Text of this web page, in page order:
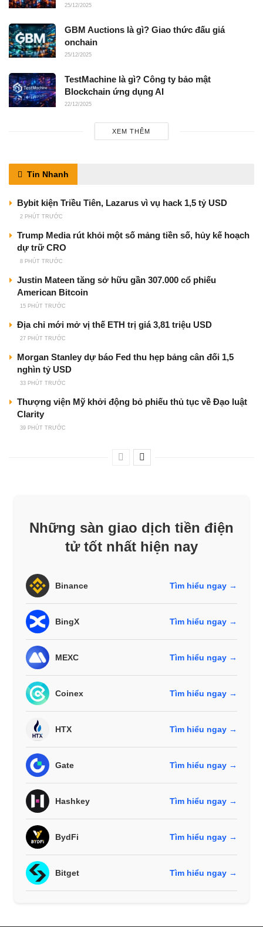
25/12/2025
GBM Auctions là gì? Giao thức đấu giá
onchain
25/12/2025
TestMachine là gì? Công ty bảo mật
Blockchain ứng dụng AI
22/12/2025
XEM THÊM
Tin Nhanh
Bybit kiện Triều Tiên, Lazarus vì vụ hack 1,5 tỷ USD
2 PHÚT TRƯỚC
Trump Media rút khỏi một số mảng tiền số, hủy kế hoạch
dự trữ CRO
8 PHÚT TRƯỚC
Justin Mateen tăng sở hữu gần 307.000 cổ phiếu
American Bitcoin
15 PHÚT TRƯỚC
Địa chỉ mới mở vị thế ETH trị giá 3,81 triệu USD
27 PHÚT TRƯỚC
Morgan Stanley dự báo Fed thu hẹp bảng cân đối 1,5
nghìn tỷ USD
33 PHÚT TRƯỚC
Thượng viện Mỹ khởi động bỏ phiếu thủ tục về Đạo luật
Clarity
39 PHÚT TRƯỚC
Những sàn giao dịch tiền điện
tử tốt nhất hiện nay
Binance Tìm hiểu ngay →
BingX Tìm hiểu ngay →
MEXC Tìm hiểu ngay →
Coinex Tìm hiểu ngay →
HTX Tìm hiểu ngay →
Gate Tìm hiểu ngay →
Hashkey Tìm hiểu ngay →
BydFi Tìm hiểu ngay →
Bitget Tìm hiểu ngay →